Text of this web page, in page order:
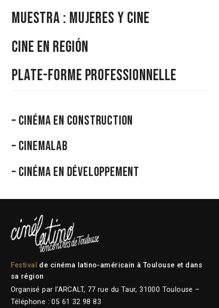
Muestra : MUJERES Y CINE
CINE EN REGIÓN
plate-forme professionnelle
– cinéma en construction
– cinemalab
– cinéma en développement
Festival
de cinéma latino-américain à Toulouse et dans
sa région
Organisé par l’ARCALT, 77 rue du Taur, 31000 Toulouse –
Téléphone : 05 61 32 98 83